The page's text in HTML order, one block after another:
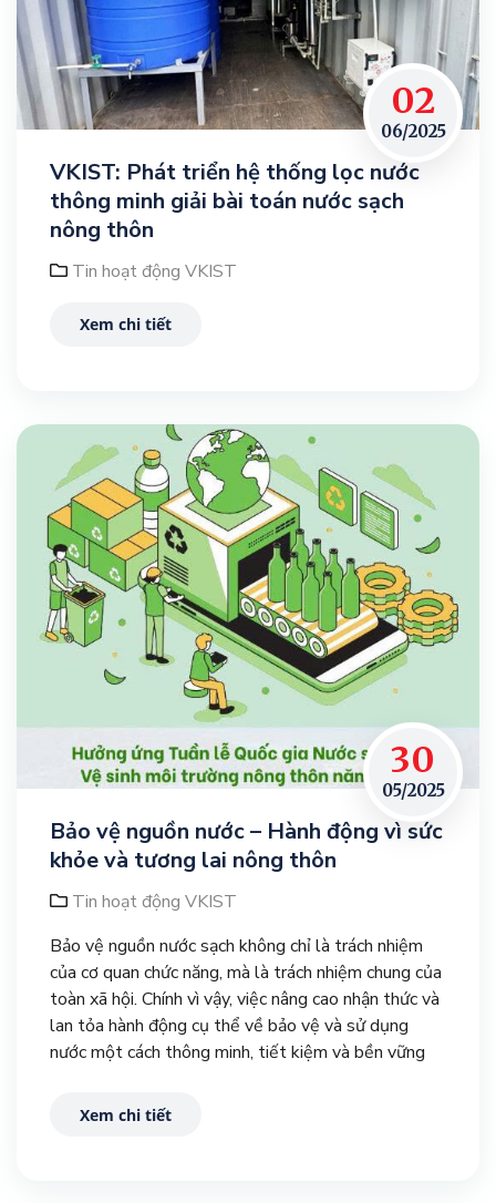
02
06/2025
VKIST: Phát triển hệ thống lọc nước
thông minh giải bài toán nước sạch
nông thôn
Tin hoạt động VKIST
Xem chi tiết
30
05/2025
Bảo vệ nguồn nước – Hành động vì sức
khỏe và tương lai nông thôn
Tin hoạt động VKIST
Bảo vệ nguồn nước sạch không chỉ là trách nhiệm
của cơ quan chức năng, mà là trách nhiệm chung của
toàn xã hội. Chính vì vậy, việc nâng cao nhận thức và
lan tỏa hành động cụ thể về bảo vệ và sử dụng
nước một cách thông minh, tiết kiệm và bền vững
Xem chi tiết